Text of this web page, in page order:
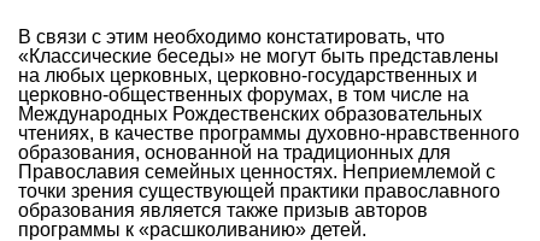
В связи с этим необходимо констатировать, что
«Классические беседы» не могут быть представлены
на любых церковных, церковно-государственных и
церковно-общественных форумах, в том числе на
Международных Рождественских образовательных
чтениях, в качестве программы духовно-нравственного
образования, основанной на традиционных для
Православия семейных ценностях. Неприемлемой с
точки зрения существующей практики православного
образования является также призыв авторов
программы к «расшколиванию» детей.